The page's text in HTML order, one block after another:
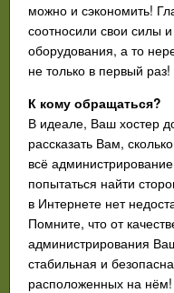
можно и сэкономить!
соотносили свои силы
оборудования, а то
не только в первый раз!
К кому обращаться?
В идеале, Ваш хостер
рассказать Вам,
всё
попытаться найти
в Интернете нет
Помните, что от
администрирования
стабильная и
расположенных на нём!